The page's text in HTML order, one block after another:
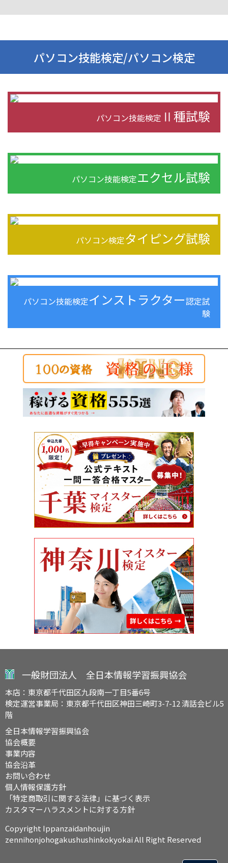
パソコン技能検定/パソコン検定
パソコン技能検定 Ⅱ種試験
パソコン技能検定エクセル試験
パソコン検定タイピング試験
パソコン技能検定インストラクター認定試
験
一般財団法人 全日本情報学習振興協会
本店：東京都千代田区九段南一丁目5番6号
検定運営事業局：東京都千代田区神田三崎町3-7-12 清話会ビル5
階
全日本情報学習振興協会
協会概要
事業内容
協会沿革
お問い合わせ
個人情報保護方針
「特定商取引に関する法律」に基づく表示
カスタマーハラスメントに対する方針
Copyright Ippanzaidanhoujin
zennihonjohogakushushinkokyokai All Right Reserved